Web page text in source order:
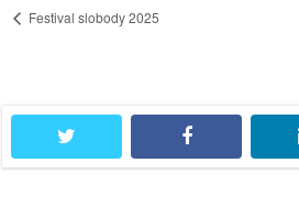
podporili
zázemie
kontaktujte
Festival slobody 2025
facebook